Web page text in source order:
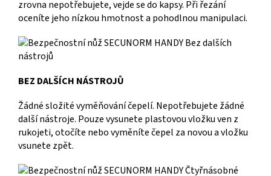
zrovna nepotřebujete, vejde se do kapsy. Při řezání
oceníte jeho nízkou hmotnost a pohodlnou manipulaci.
BEZ DALŠÍCH NÁSTROJŮ
Žádné složité vyměňování čepelí. Nepotřebujete žádné
další nástroje. Pouze vysunete plastovou vložku ven z
rukojeti, otočíte nebo vyměníte čepel za novou a vložku
vsunete zpět.